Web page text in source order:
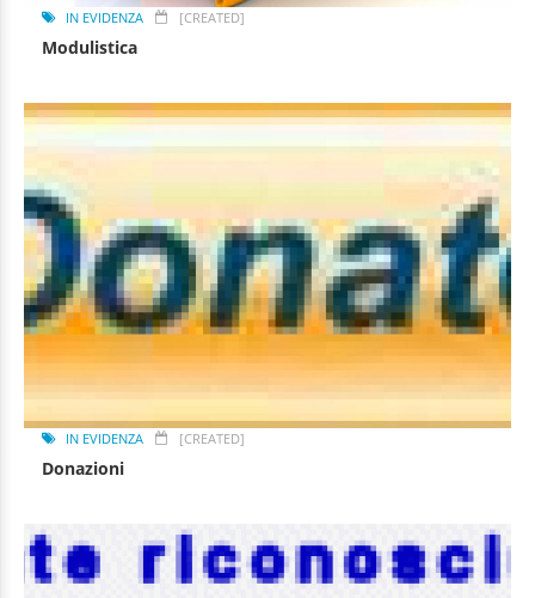
IN EVIDENZA [CREATED]
Modulistica
IN EVIDENZA [CREATED]
Donazioni